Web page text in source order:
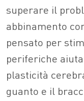
superare il
abbinamento
pensato per
periferiche
plasticità
guanto e il